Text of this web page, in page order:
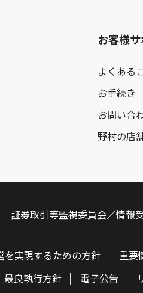
お客様
よくある
お手続き
お問い合
野村の店
証券取引等監視委員会／情報
を実現するための方針 重要
最良執行方針 電子公告